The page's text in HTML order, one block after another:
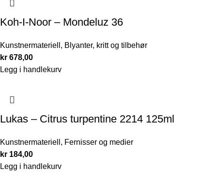
Koh-I-Noor – Mondeluz 36
Kunstnermateriell , Blyanter, kritt og tilbehør
kr 678,00
Legg i handlekurv
Lukas – Citrus turpentine 2214 125ml
Kunstnermateriell , Fernisser og medier
kr 184,00
Legg i handlekurv